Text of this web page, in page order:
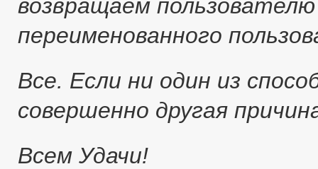
возвращаем
переименованного
Все. Если ни один из
совершенно другая
Всем Удачи!